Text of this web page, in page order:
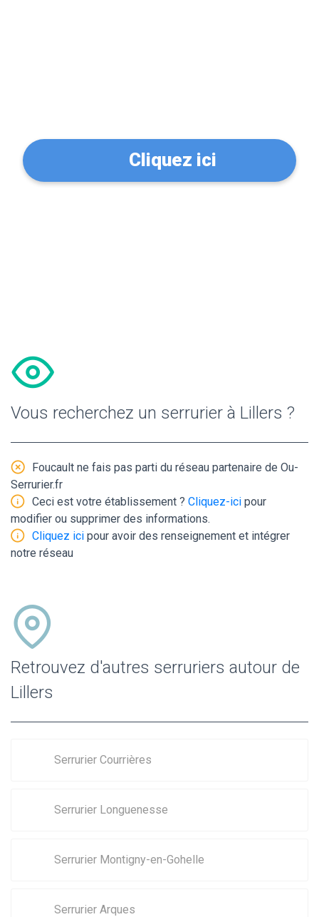
Cliquez ici
Vous recherchez un serrurier à Lillers ?
Foucault ne fais pas parti du réseau partenaire de Ou-
Serrurier.fr
Ceci est votre établissement ? Cliquez-ici pour
modifier ou supprimer des informations.
Cliquez ici pour avoir des renseignement et intégrer
notre réseau
Retrouvez d'autres serruriers autour de
Lillers
Serrurier Courrières
Serrurier Longuenesse
Serrurier Montigny-en-Gohelle
Serrurier Arques